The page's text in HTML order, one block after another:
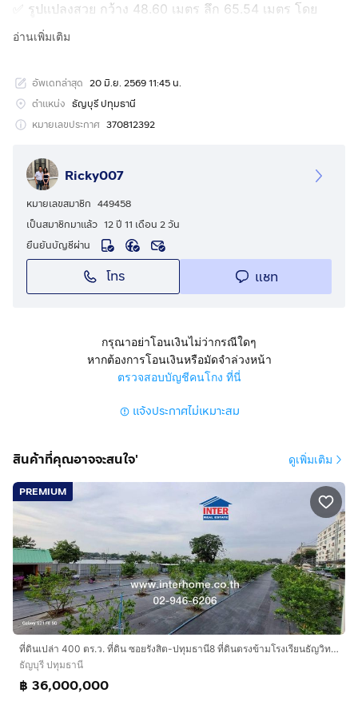
✅ รูปแปลงสวย กว้าง 48.60 เมตร ลึก 65.54 เมตร โดย
ประมาณ
📍จุดเด่น:
• เหมาะปลูกบ้าน / บ้านสวน / เกษตรผสม / เก็บไว้เก็งกำไร
• เข้า-ออกสะดวกจากถนนใหญ่เพียงไม่กี่นาที
• บรรยากาศเงียบสงบ ไม่แออัด
• เจ้าของขายเอง ไม่ผ่านนายหน้า
✅ สถานที่ใกล้เคียง:
• วัดสมศักดิ์
• โรงพยาบาลสัตว์ / ตลาดนัด
• ถนนรังสิต-นครนายก / ถนนลำลูกกา
💰 ขายเพียง 2.49 ล้านบาท
📄 พร้อมโอน ผู้ขายออกค่าโอนให้ครึ่งหนึ่ง
อ่านเพิ่มเติม
อัพเดทล่าสุด 20 มิ.ย. 2569 11:45 น.
ตำแหน่ง ธัญบุรี ปทุมธานี
หมายเลขประกาศ 370812392
Ricky007
หมายเลขสมาชิก 449458
เป็นสมาชิกมาแล้ว 12 ปี 11 เดือน 2 วัน
ยืนยันบัญชีผ่าน
โทร แชท
กรุณาอย่าโอนเงินไม่ว่ากรณีใดๆ
หากต้องการโอนเงินหรือมัดจำล่วงหน้า
ตรวจสอบบัญชีคนโกง ที่นี่
แจ้งประกาศไม่เหมาะสม
สินค้าที่คุณอาจจะสนใจ' ดูเพิ่มเติม
PREMIUM
ที่ดินเปล่า 400 ตร.ว. ที่ดิน ซอยรังสิต-ปทุมธานี8 ที่ดินตรงข้ามโรงเรียนธัญวิทย์ ถนนพหลโยธิน ถนนรังสิต-ปทุมธานี8 ธัญบุรี ปทุมธานี
ธัญบุรี ปทุมธานี
฿ 36,000,000